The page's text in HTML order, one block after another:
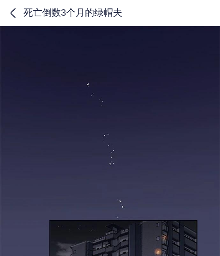
死亡倒数3个月的绿帽夫